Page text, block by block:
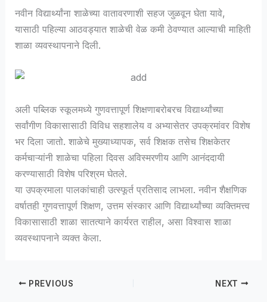
नवीन विद्यार्थ्यांना शाळेच्या वातावरणाशी सहज जुळवून घेता यावे,
यासाठी पहिल्या आठवड्यात शाळेची वेळ कमी ठेवण्यात आल्याची माहिती
शाळा व्यवस्थापनाने दिली.
अली पब्लिक स्कूलमध्ये गुणवत्तापूर्ण शिक्षणाबरोबरच विद्यार्थ्यांच्या
सर्वांगीण विकासासाठी विविध सहशालेय व अभ्यासेतर उपक्रमांवर विशेष
भर दिला जातो. शाळेचे मुख्याध्यापक, सर्व शिक्षक तसेच शिक्षकेतर
कर्मचाऱ्यांनी शाळेचा पहिला दिवस अविस्मरणीय आणि आनंददायी
करण्यासाठी विशेष परिश्रम घेतले.
या उपक्रमाला पालकांचाही उत्स्फूर्त प्रतिसाद लाभला. नवीन शैक्षणिक
वर्षातही गुणवत्तापूर्ण शिक्षण, उत्तम संस्कार आणि विद्यार्थ्यांच्या व्यक्तिमत्त्व
विकासासाठी शाळा सातत्याने कार्यरत राहील, असा विश्वास शाळा
व्यवस्थापनाने व्यक्त केला.
PREVIOUS NEXT